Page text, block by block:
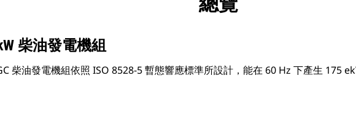
柴油發電機組
柴油發電機組依照 ISO 8528-5 暫態響應標準所設計，能在 60 Hz 下產生 175